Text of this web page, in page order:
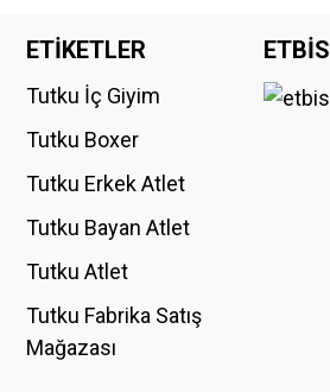
ETİKETLER
Tutku İç Giyim
Tutku Boxer
Tutku Erkek Atlet
Tutku Bayan Atlet
Tutku Atlet
Tutku Fabrika Satış
Mağazası
ETBİS